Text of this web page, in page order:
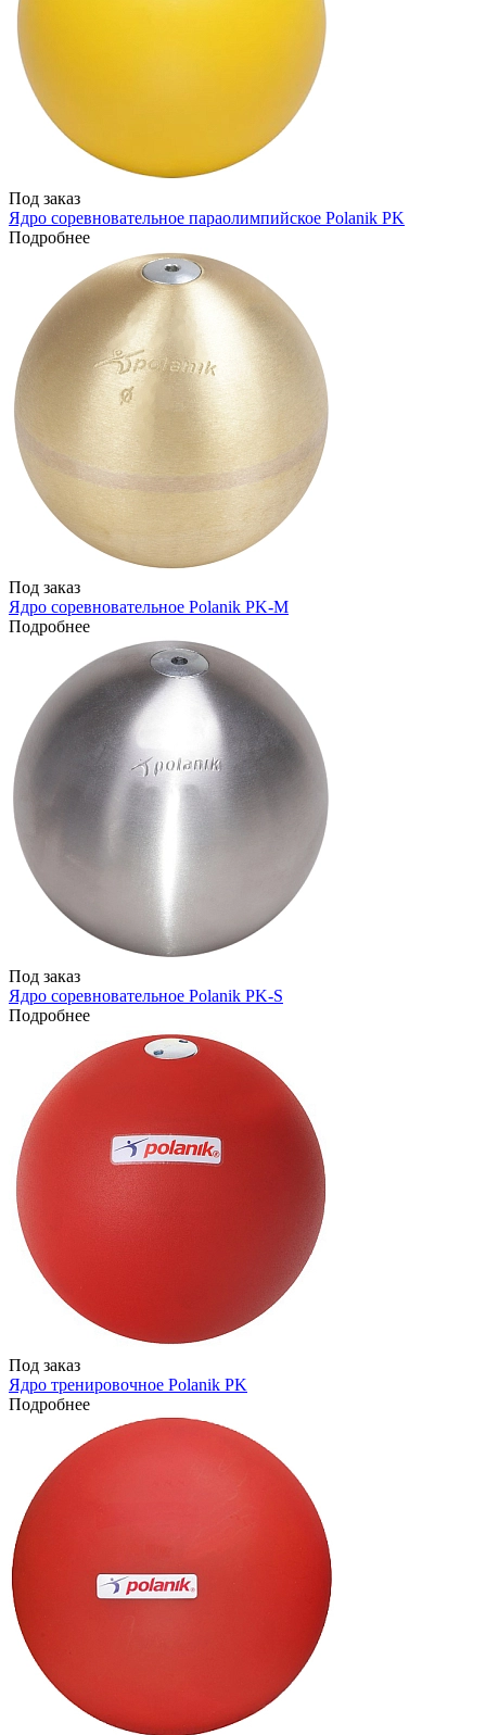
Под заказ
Ядро соревновательное параолимпийское Polanik PK
Подробнее
Под заказ
Ядро соревновательное Polanik PK-M
Подробнее
Под заказ
Ядро соревновательное Polanik PK-S
Подробнее
Под заказ
Ядро тренировочное Polanik PK
Подробнее